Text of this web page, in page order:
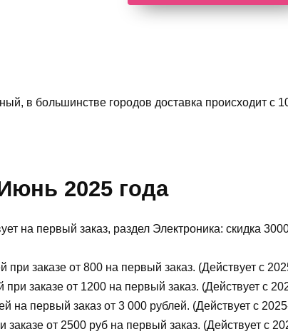
в большинстве городов доставка происходит с
2025 года
на первый заказ, раздел Электроника: скидка
при заказе от 800 на первый заказ. (Действует с
заказе от 1200 на первый заказ. (Действует с
на первый заказ от 3 000 рублей. (Действует с
от 2500 руб на первый заказ. (Действует с